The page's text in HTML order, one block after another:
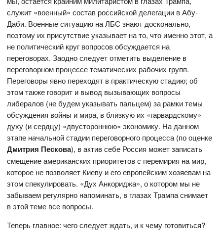
служит «военный» состав российской делегации в Абу-
Даби. Военные ситуацию на ЛБС знают досконально,
поэтому их присутствие указывает на то, что именно этот, а
не политический круг вопросов обсуждается на
переговорах. Заодно следует отметить выделение в
переговорном процессе тематических рабочих групп.
Переговоры явно переходят в практическую стадию; об
этом также говорит и вывод вызывающих вопросы
либералов (не будем указывать пальцем) за рамки темы
обсуждения войны и мира, в близкую их «гарвардскому»
духу (и сердцу) «двустороннюю» экономику. На данном
этапе начальной стадии переговорного процесса (по оценке
Дмитрия Пескова), в актив себе Россия может записать
смещение американских приоритетов с перемирия на мир,
которое не позволяет Киеву и его европейским хозяевам на
этом спекулировать. «Дух Анкориджа», о котором мы не
забываем регулярно напоминать, в глазах Трампа снимает
в этой теме все вопросы.
Теперь главное: чего следует ждать, и к чему готовиться?